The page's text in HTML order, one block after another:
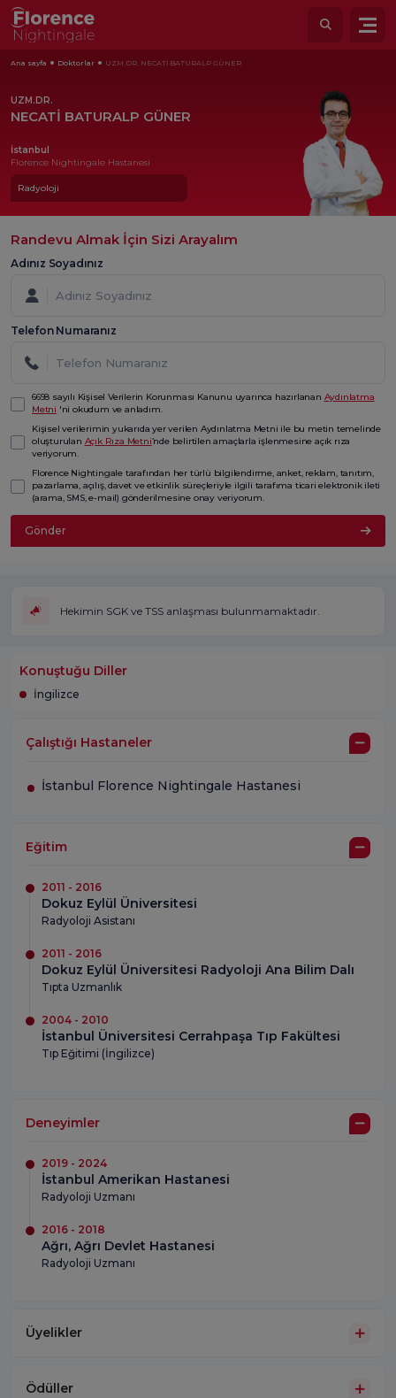
Ana sayfa Doktorlar UZM.DR. NECATİ BATURALP GÜNER
UZM.DR.
NECATİ BATURALP GÜNER
İstanbul
Florence Nightingale Hastanesi
Radyoloji
Randevu Almak İçin Sizi Arayalım
Adınız Soyadınız
Telefon Numaranız
6698 sayılı Kişisel Verilerin Korunması Kanunu uyarınca hazırlanan Aydınlatma
Metni 'ni okudum ve anladım.
Kişisel verilerimin yukarıda yer verilen Aydınlatma Metni ile bu metin temelinde
oluşturulan Açık Rıza Metni’nde belirtilen amaçlarla işlenmesine açık rıza
veriyorum.
Florence Nightingale tarafından her türlü bilgilendirme, anket, reklam, tanıtım,
pazarlama, açılış, davet ve etkinlik süreçleriyle ilgili tarafıma ticari elektronik ileti
(arama, SMS, e-mail) gönderilmesine onay veriyorum.
Gönder
Hekimin SGK ve TSS anlaşması bulunmamaktadır.
Konuştuğu Diller
İngilizce
Çalıştığı Hastaneler
İstanbul Florence Nightingale Hastanesi
Eğitim
2011 - 2016
Dokuz Eylül Üniversitesi
Radyoloji Asistanı
2011 - 2016
Dokuz Eylül Üniversitesi Radyoloji Ana Bilim Dalı
Tıpta Uzmanlık
2004 - 2010
İstanbul Üniversitesi Cerrahpaşa Tıp Fakültesi
Tıp Eğitimi (İngilizce)
Deneyimler
2019 - 2024
İstanbul Amerikan Hastanesi
Radyoloji Uzmanı
2016 - 2018
Ağrı, Ağrı Devlet Hastanesi
Radyoloji Uzmanı
Üyelikler
Ödüller